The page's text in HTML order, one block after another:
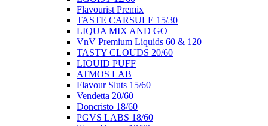
Flavourist Premix
ΤΑSTE CARSULE 15/30
LIQUA MIX AND GO
VnV Premium Liquids 60 & 120
TASTY CLOUDS 20/60
LIOUID PUFF
ATMOS LAB
Flavour Sluts 15/60
Vendetta 20/60
Doncristo 18/60
PGVS LABS 18/60